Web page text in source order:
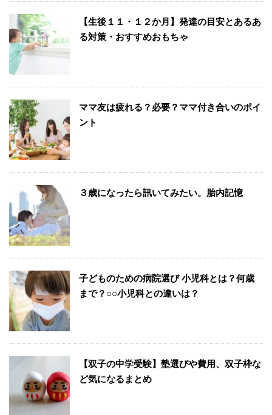
【生後１１・１２か月】発達の目安とあるあ
る対策・おすすめおもちゃ
ママ友は疲れる？必要？ママ付き合いのポイ
ント
３歳になったら訊いてみたい。胎内記憶
子どものための病院選び 小児科とは？何歳
まで？○○小児科との違いは？
【双子の中学受験】塾選びや費用、双子枠な
ど気になるまとめ